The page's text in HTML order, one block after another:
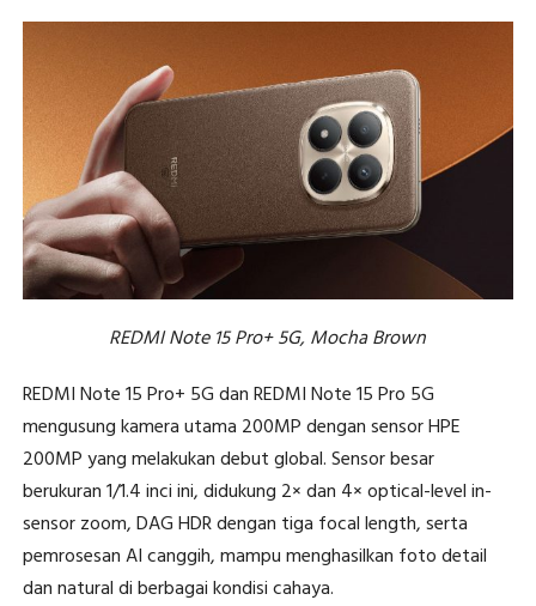
REDMI Note 15 Pro+ 5G, Mocha Brown
REDMI Note 15 Pro+ 5G dan REDMI Note 15 Pro 5G
mengusung kamera utama 200MP dengan sensor HPE
200MP yang melakukan debut global. Sensor besar
berukuran 1/1.4 inci ini, didukung 2× dan 4× optical-level in-
sensor zoom, DAG HDR dengan tiga focal length, serta
pemrosesan AI canggih, mampu menghasilkan foto detail
dan natural di berbagai kondisi cahaya.